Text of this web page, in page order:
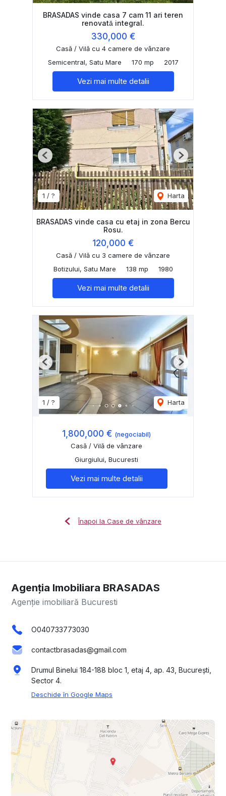
BRASADAS vinde casa 7 cam 11 ari teren
renovată integral.
330,000 €
Casă / Vilă cu 4 camere de vânzare
Semicentral, Satu Mare
170 mp 2017
Vezi mai multe detalii
1 / ? Harta
Previous Next
BRASADAS vinde casa cu etaj in zona Bercu
Rosu.
120,000 €
Casă / Vilă cu 3 camere de vânzare
Botizului, Satu Mare
138 mp 1980
Vezi mai multe detalii
1 / ? Harta
Previous Next
1,800,000 € (negociabil)
Casă / Vilă de vânzare
Giurgiului, Bucuresti
Vezi mai multe detalii
Înapoi la Case de vânzare
Agenția Imobiliara BRASADAS
Agenție imobiliară Bucuresti
O040733773030
contactbrasadas@gmail.com
Drumul Binelui 184-188 bloc 1, etaj 4, ap. 43, București,
Sector 4.
Deschide în Google Maps